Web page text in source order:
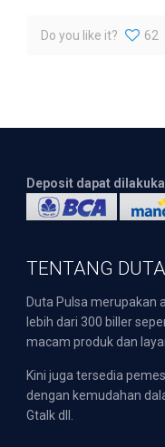
Do you like it? 62
Deposit dapat
TENTANG
Duta Pulsa merupakan
lebih dari 300 biller
macam produk dan
Kini juga tersedia
dengan kemudahan
Gtalk dll.